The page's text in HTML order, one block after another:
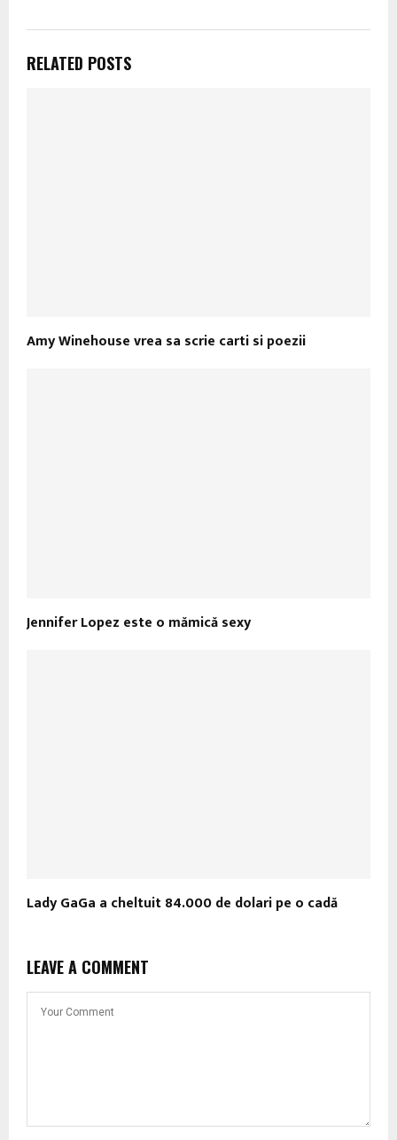
RELATED POSTS
Amy Winehouse vrea sa scrie carti si poezii
Jennifer Lopez este o mămică sexy
Lady GaGa a cheltuit 84.000 de dolari pe o cadă
LEAVE A COMMENT